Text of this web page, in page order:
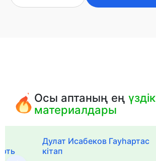
Осы аптаның еңүздік
материалдары
Дулат Исабеков Гауһартас
кітап